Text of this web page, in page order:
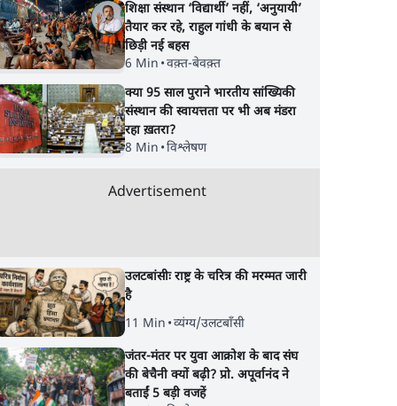
शिक्षा संस्थान ‘विद्यार्थी’ नहीं, ‘अनुयायी’
तैयार कर रहे, राहुल गांधी के बयान से
छिड़ी नई बहस
6 Min •वक़्त-बेवक़्त
क्या 95 साल पुराने भारतीय सांख्यिकी
संस्थान की स्वायत्तता पर भी अब मंडरा
रहा ख़तरा?
8 Min •विश्लेषण
Advertisement
उलटबांसीः राष्ट्र के चरित्र की मरम्मत जारी
है
11 Min •व्यंग्य/उलटबाँसी
जंतर-मंतर पर युवा आक्रोश के बाद संघ
की बेचैनी क्यों बढ़ी? प्रो. अपूर्वानंद ने
बताईं 5 बड़ी वजहें